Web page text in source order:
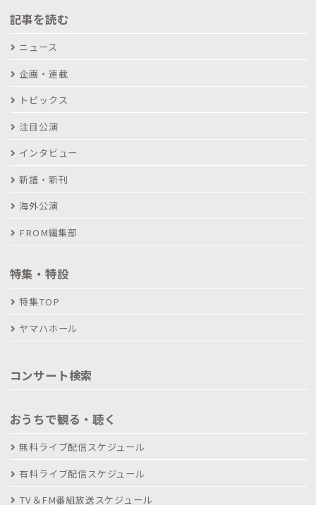
記事を読む
ニュース
企画・連載
トピックス
注目公演
インタビュー
新譜・新刊
海外公演
FROM編集部
特集・特設
特集TOP
ヤマハホール
コンサート検索
おうちで観る・聴く
無料ライブ配信スケジュール
有料ライブ配信スケジュール
TV＆FM番組放送スケジュール